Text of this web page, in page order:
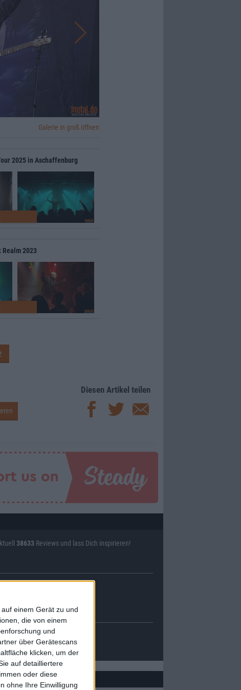
einem Gerät zu und
die von einem
und
über Gerätescans
klicken, um der
auf detailliertere
oder diese
ohne Ihre Einwilligung
Galerie in groß öffnen
2025 in Aschaffenburg
2023
Diesen Artikel teilen
38633 Reviews und lass Dich inspirieren!